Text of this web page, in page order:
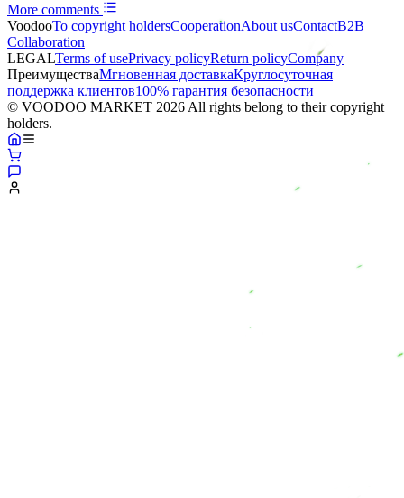
More comments
VoodooTo copyright holdersСooperationAbout usContactB2B
Collaboration
LEGALTerms of usePrivacy policyReturn policyCompany
ПреимуществаМгновенная доставкаКруглосуточная
поддержка клиентов100% гарантия безопасности
© VOODOO MARKET 2026 All rights belong to their copyright
holders.